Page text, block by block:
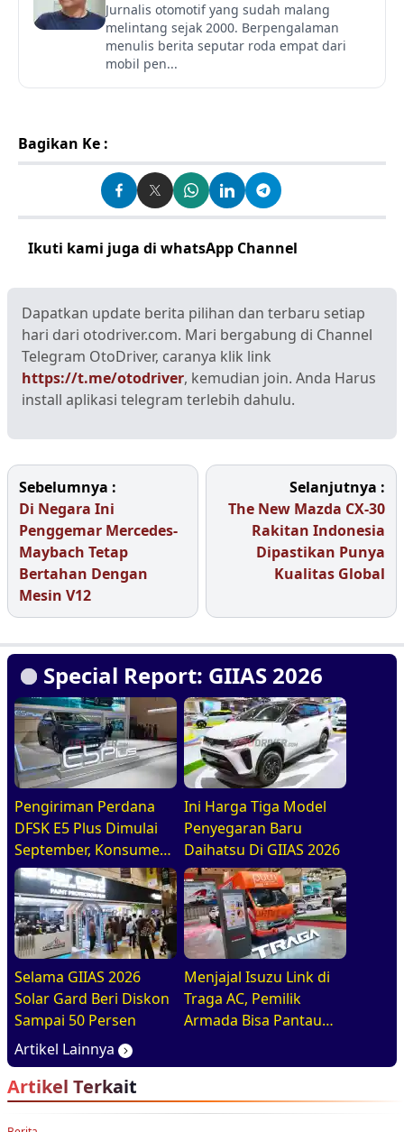
Jurnalis otomotif yang sudah malang
melintang sejak 2000. Berpengalaman
menulis berita seputar roda empat dari
mobil pen...
Bagikan Ke :
Ikuti kami juga di whatsApp Channel
Dapatkan update berita pilihan dan terbaru setiap
hari dari otodriver.com. Mari bergabung di Channel
Telegram OtoDriver, caranya klik link
https://t.me/otodriver, kemudian join. Anda Harus
install aplikasi telegram terlebih dahulu.
Sebelumnya :
Di Negara Ini
Penggemar Mercedes-
Maybach Tetap
Bertahan Dengan
Mesin V12
Selanjutnya :
The New Mazda CX-30
Rakitan Indonesia
Dipastikan Punya
Kualitas Global
Special Report: GIIAS 2026
Pengiriman Perdana
DFSK E5 Plus Dimulai
September, Konsumen
Diajak Tur Pabrik
Ini Harga Tiga Model
Penyegaran Baru
Daihatsu Di GIIAS 2026
Selama GIIAS 2026
Solar Gard Beri Diskon
Sampai 50 Persen
Menjajal Isuzu Link di
Traga AC, Pemilik
Armada Bisa Pantau
Realtime
Artikel Lainnya
Artikel Terkait